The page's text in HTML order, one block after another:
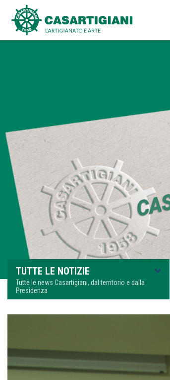
TUTTE LE NOTIZIE
Tutte le news Casartigiani, dal territorio e dalla
Presidenza